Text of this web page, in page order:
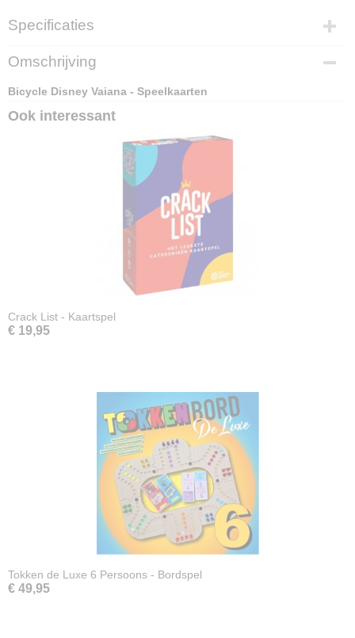
Specificaties
EAN code
073854099087
Omschrijving
Bicycle Disney Vaiana - Speelkaarten
Ook interessant
Crack List - Kaartspel
€ 19,95
Tokken de Luxe 6 Persoons - Bordspel
€ 49,95